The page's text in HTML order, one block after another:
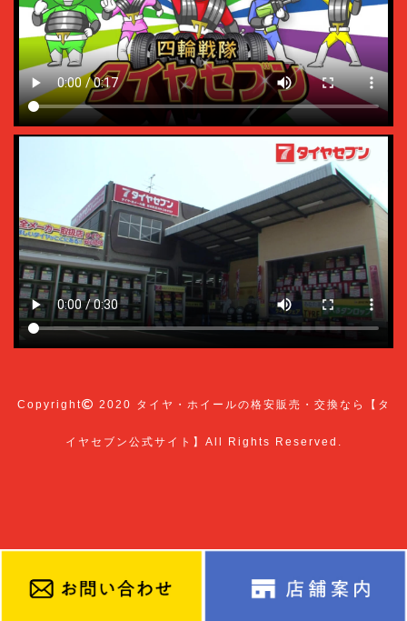
Copyright 2020 タイヤ・ホイールの格安販売・交換なら【タ
イヤセブン公式サイト】 All Rights Reserved.